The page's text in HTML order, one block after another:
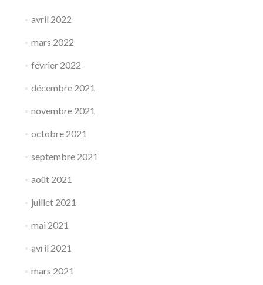
avril 2022
mars 2022
février 2022
décembre 2021
novembre 2021
octobre 2021
septembre 2021
août 2021
juillet 2021
mai 2021
avril 2021
mars 2021